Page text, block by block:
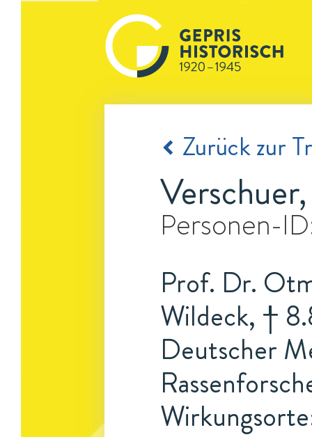
Zurück zur
Personen-
Prof. Dr.
Wildeck, †
Deutscher